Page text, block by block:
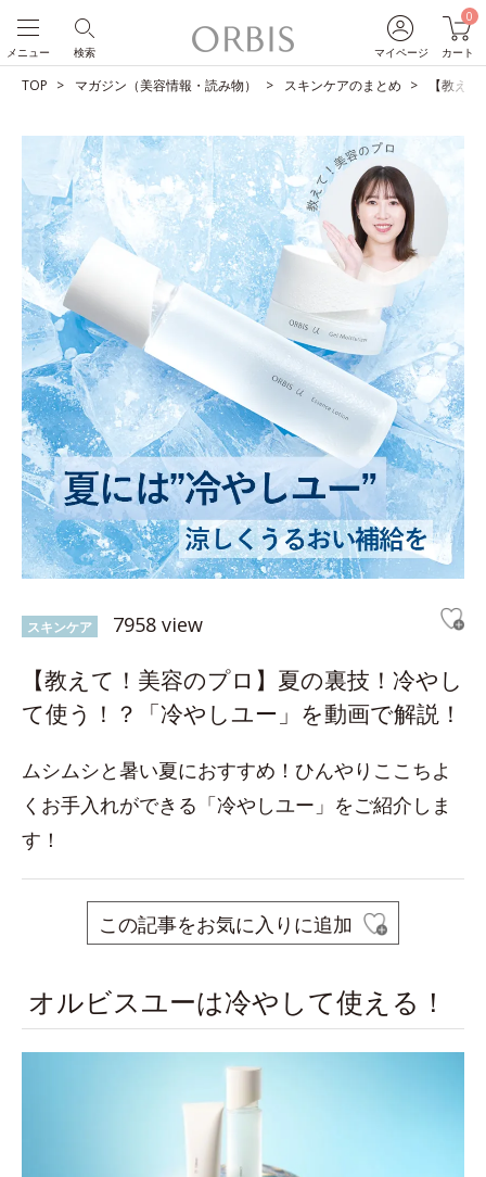
マイページ
0
カート
検索
メニュー
TOP マガジン（美容情報・読み物） スキンケアのまとめ 【教え
スキンケア 7958 view
【教えて！美容のプロ】夏の裏技！冷やし
て使う！？「冷やしユー」を動画で解説！
ムシムシと暑い夏におすすめ！ひんやりここちよ
くお手入れができる「冷やしユー」をご紹介しま
す！
この記事をお気に入りに追加
オルビスユーは冷やして使える！